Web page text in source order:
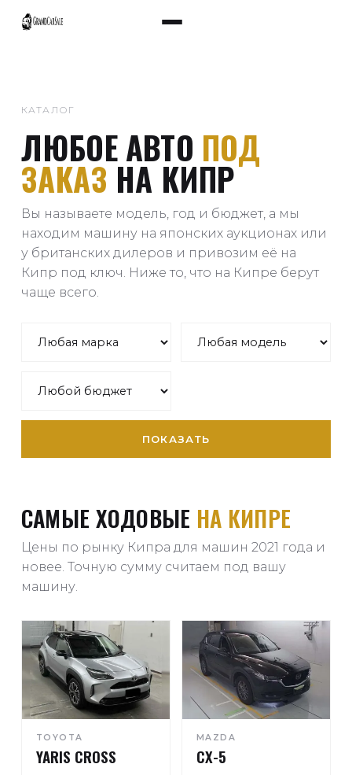
КАТАЛОГ
ЛЮБОЕ АВТО ПОД
ЗАКАЗ НА КИПР
Вы называете модель, год и бюджет, а мы
находим машину на японских аукционах или
у британских дилеров и привозим её на
Кипр под ключ. Ниже то, что на Кипре берут
чаще всего.
ПОКАЗАТЬ
САМЫЕ ХОДОВЫЕ НА КИПРЕ
Цены по рынку Кипра для машин 2021 года и
новее. Точную сумму считаем под вашу
машину.
TOYOTA
YARIS CROSS
MAZDA
CX-5